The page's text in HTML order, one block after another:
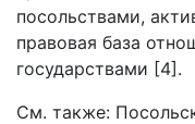
посольствами,
правовая база
государствами [4].
См. также: